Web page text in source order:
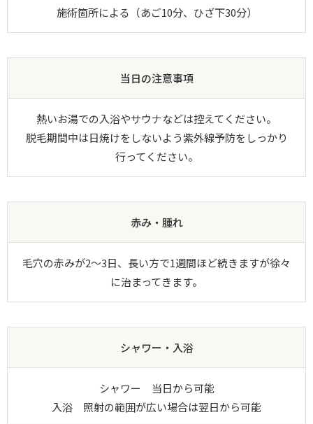
施術箇所による（あご10分、ひざ下30分）
当日の注意事項
熱いお湯での入浴やサウナなどは控えてください。
脱毛期間中は日焼けをしないよう紫外線予防をしっかり
行ってください。
赤み・腫れ
毛穴の赤みが2～3日、長い方で1週間ほど続きますが徐々
に治まってきます。
シャワー・入浴
シャワー 当日から可能
入浴 照射の範囲が広い場合は翌日から可能